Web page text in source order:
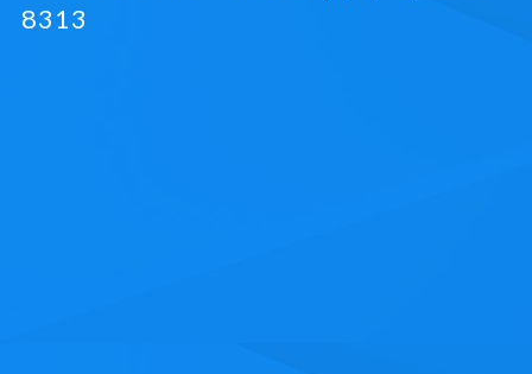
8313